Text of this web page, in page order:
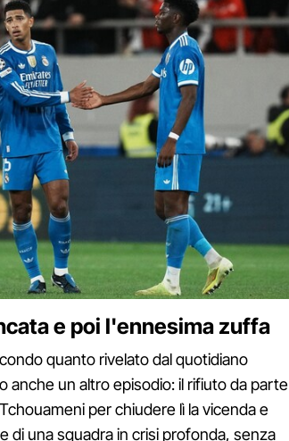
e poi l'ennesima zuffa
quanto rivelato dal quotidiano
anche un altro episodio: il rifiuto da parte
per chiudere lì la vicenda e
di una squadra in crisi profonda, senza